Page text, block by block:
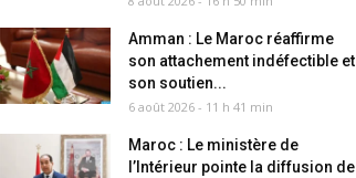
Amman : Le Maroc réaffirme
son attachement indéfectible et
son soutien...
6 août 2026 - 11 h 41 min
Maroc : Le ministère de
l’Intérieur pointe la diffusion de